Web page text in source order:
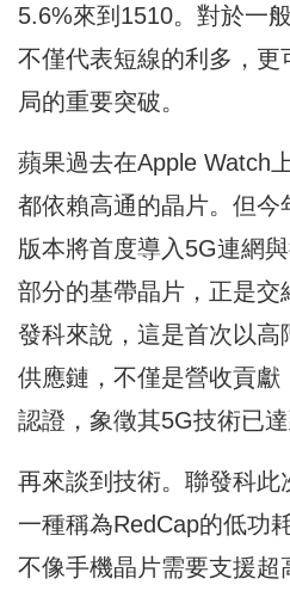
5.6%來到1510。對於一
不僅代表短線的利多，更
局的重要突破。
蘋果過去在Apple Watch
都依賴高通的晶片。但今
版本將首度導入5G連網
部分的基帶晶片，正是交
發科來說，這是首次以高
供應鏈，不僅是營收貢獻
認證，象徵其5G技術已達
再來談到技術。聯發科此
一種稱為RedCap的低功
不像手機晶片需要支援超